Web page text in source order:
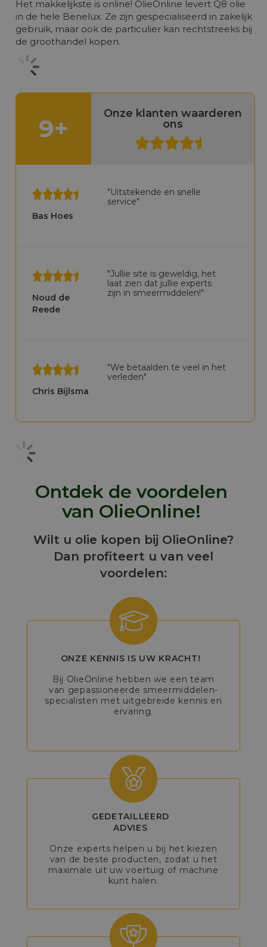
Het makkelijkste is online! OlieOnline levert Q8 olie
in de hele Benelux. Ze zijn gespecialiseerd in zakelijk
gebruik, maar ook de particulier kan rechtstreeks bij
de groothandel kopen.
9+
Onze klanten waarderen
ons
Bas Hoes
"Uitstekende en snelle
service"
Noud de
Reede
"Jullie site is geweldig, het
laat zien dat jullie experts
zijn in smeermiddelen!"
Chris Bijlsma
"We betaalden te veel in het
verleden"
Ontdek de voordelen
van OlieOnline!
Wilt u olie kopen bij OlieOnline?
Dan profiteert u van veel
voordelen:
ONZE KENNIS IS UW KRACHT!
Bij OlieOnline hebben we een team
van gepassioneerde smeermiddelen-
specialisten met uitgebreide kennis en
ervaring.
GEDETAILLEERD
ADVIES
Onze experts helpen u bij het kiezen
van de beste producten, zodat u het
maximale uit uw voertuig of machine
kunt halen.